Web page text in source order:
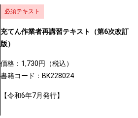
必須テキスト
充てん作業者再講習テキスト（第6次改訂
版）
価格：1,730円（税込）
書籍コード：BK228024
【令和6年7月発行】